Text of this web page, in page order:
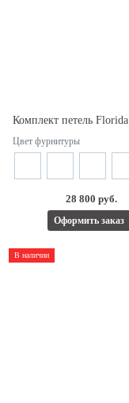
Цвет фурнитуры
28 800 руб.
Оформить заказ
В наличии